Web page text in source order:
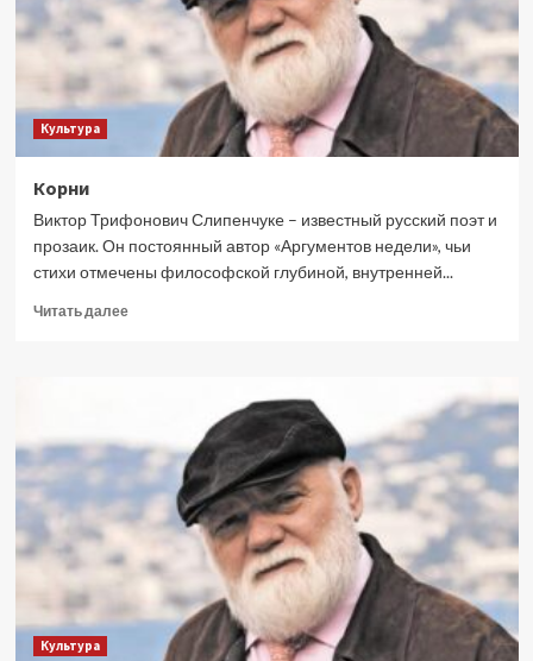
Культура
Корни
Виктор Трифонович Слипенчукe – известный русский поэт и
прозаик. Он постоянный автор «Аргументов недели», чьи
стихи отмечены философской глубиной, внутренней...
Читать далееПрочитать
Культура